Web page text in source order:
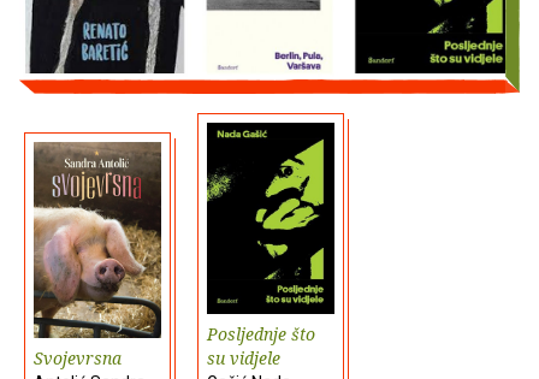
Svojevrsna
Posljednje što
su vidjele